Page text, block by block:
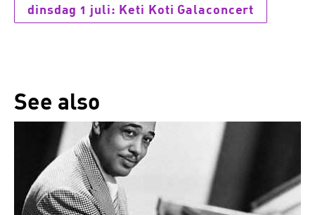
dinsdag 1 juli: Keti Koti Galaconcert
See also